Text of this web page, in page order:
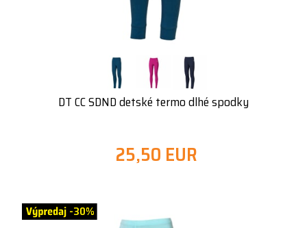
DT CC SDND detské termo dlhé spodky
25,50 EUR
-30%